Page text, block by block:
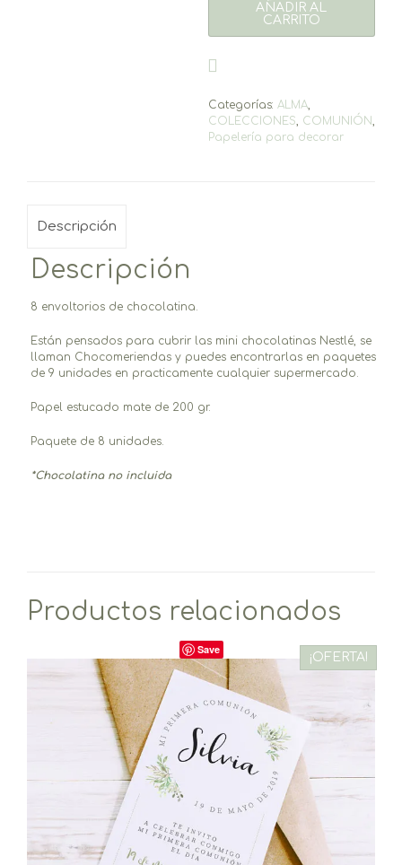
cantidad
AÑADIR AL
CARRITO
Categorías: ALMA,
COLECCIONES, COMUNIÓN,
Papelería para decorar
Descripción
Descripción
8 envoltorios de chocolatina.
Están pensados para cubrir las mini chocolatinas Nestlé, se
llaman Chocomeriendas y puedes encontrarlas en paquetes
de 9 unidades en practicamente cualquier supermercado.
Papel estucado mate de 200 gr.
Paquete de 8 unidades.
*Chocolatina no incluida
Productos relacionados
Save
¡OFERTA!